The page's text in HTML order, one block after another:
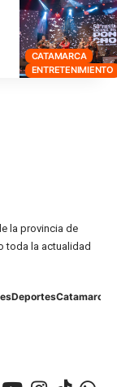
CATAMARCA
ENTRETENIMIENTO
la provincia de
toda la actualidad
DeportesCatamarca